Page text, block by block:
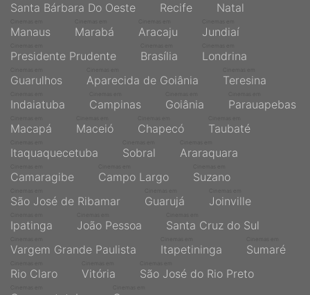
Santa Bárbara Do Oeste Recife Natal
Manaus Marabá Aracaju Jundiaí
Presidente Prudente Brasília Londrina
Guarulhos Aparecida de Goiânia Teresina
Indaiatuba Campinas Goiânia Parauapebas
Macapá Maceió Chapecó Taubaté
Itaquaquecetuba Sobral Araraquara
Camaragibe Campo Largo Suzano
São José de Ribamar Guarujá Joinville
Ipatinga João Pessoa Santa Cruz do Sul
Vargem Grande Paulista Itapetininga Sumaré
Rio Claro Vitória São José do Rio Preto